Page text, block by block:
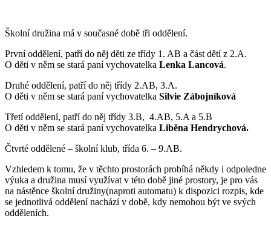
Školní družina má v současné době tři oddělení.
První oddělení, patří do něj děti ze třídy 1. AB a část dětí z 2.A.
O děti v něm se stará paní vychovatelka Lenka Lancová.
Druhé oddělení, patří do něj třídy 2.AB, 3.A.
O děti v něm se stará paní vychovatelka Silvie Zábojníková
Třetí oddělení, patří do něj třídy 3.B, 4.AB, 5.A a 5.B
O děti v něm se stará paní vychovatelka Liběna Hendrychová.
Čtvrté oddělené – školní klub, třída 6. – 9.AB.
Vzhledem k tomu, že v těchto prostorách probíhá někdy i odpoledne
výuka a družina musí využívat v této době jiné prostory, je pro vás
na nástěnce školní družiny(naproti automatu) k dispozici rozpis, kde
se jednotlivá oddělení nachází v době, kdy nemohou být ve svých
odděleních.